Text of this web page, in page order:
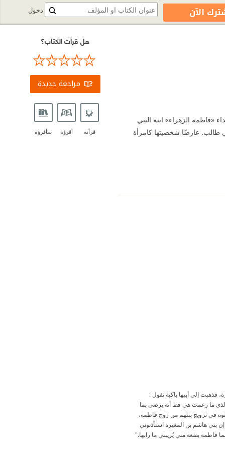
«فاطمة الزهراء» ابنة النبي
طالب. عارضًا شخصيتها كامرأة
فذهبت إلى أبيها باكية تقول :
ما زعمت هي قط أنه يرضى بما
في تزويج بنتهم من زوج فاطمة،
بني هاشم بن المغيرة استأذنوني
فاطمة بضعة مني يُريبني ما رابها."
هل قرأت الكتاب؟
مراجعة جديدة
قرأته أقرؤه سأقرؤه
دخول الآن